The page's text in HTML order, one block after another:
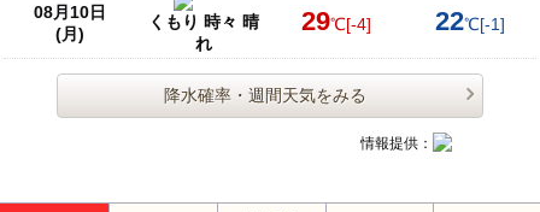
08月10日
(月)
くもり 時々 晴
れ
29℃[-4] 22℃[-1]
降水確率・週間天気をみる
情報提供：